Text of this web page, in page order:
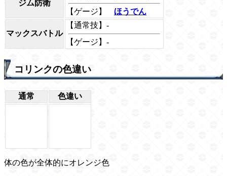
ジム防衛
【ゲージ】
ほうでん
マックスバトル
【通常技】-
【ゲージ】-
コリンクの色違い
通常 色違い
体の色が全体的にオレンジ色